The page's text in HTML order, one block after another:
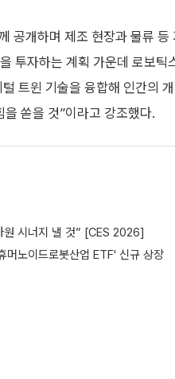
공개하며 제조 현장과 물류
투자하는 계획 가운데 로보틱
트윈 기술을 융합해 인간의
쏟을 것”이라고 강조했다.
원 시너지 낼 것” [CES 2026]
노이드로봇산업 ETF' 신규 상장